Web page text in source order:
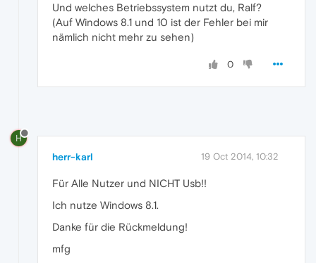
Und welches Betriebssystem nutzt du, Ralf?
(Auf Windows 8.1 und 10 ist der Fehler bei mir
nämlich nicht mehr zu sehen)
0
H
herr-karl 19 Oct 2014, 10:32
Für Alle Nutzer und NICHT Usb!!
Ich nutze Windows 8.1.
Danke für die Rückmeldung!
mfg